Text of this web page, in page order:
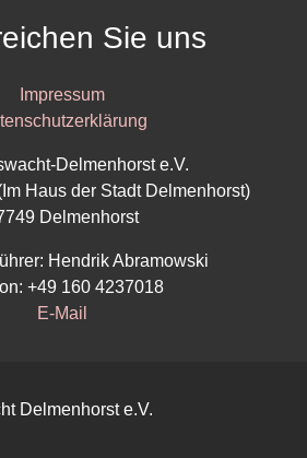
Sie uns
Impressum
Delmenhorst e.V.
Haus der Stadt Delmenhorst)
Delmenhorst
Hendrik Abramowski
‭+49 160 4237018‬
E-Mail
Delmenhorst e.V.